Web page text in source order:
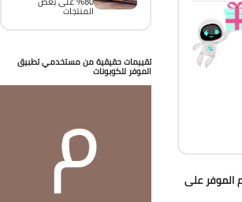
على
المنتجات
تقييمات حقيقية من مستخدمي تطبيق
الموفر للكوبونات